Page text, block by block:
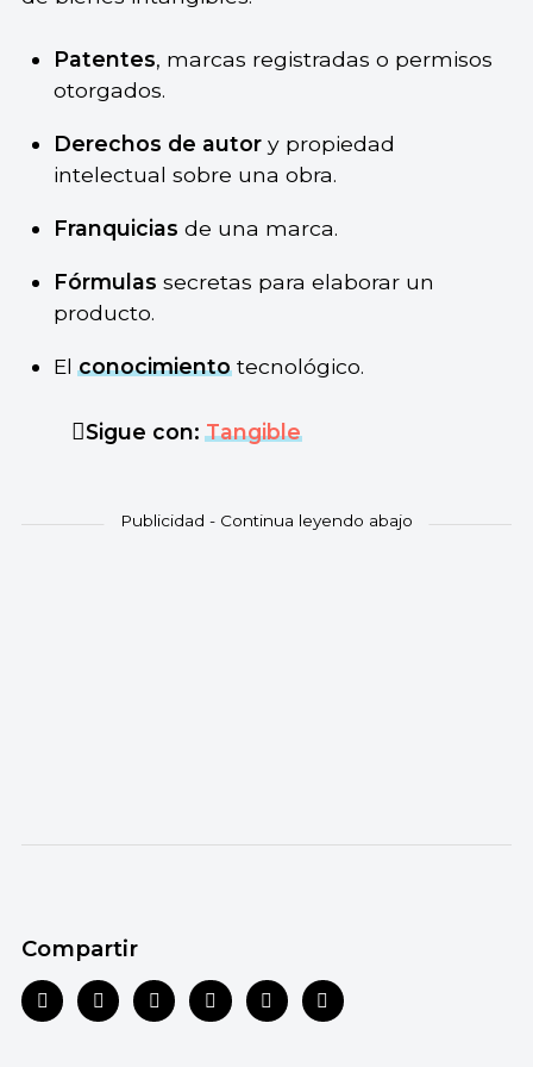
Patentes, marcas registradas o permisos
otorgados.
Derechos de autory propiedad
intelectual sobre una obra.
Franquicias de una marca.
Fórmulas secretas para elaborar un
producto.
El conocimiento tecnológico.
Sigue con:Tangible
Compartir